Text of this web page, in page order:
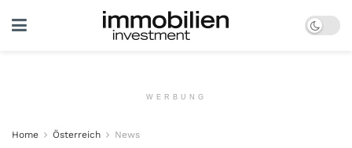
WERBUNG
Home Österreich News